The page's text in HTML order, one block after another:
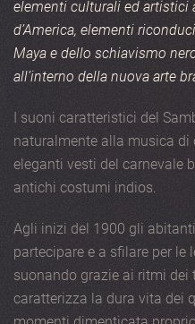
elementi culturali ed artistici
d’America, elementi
Maya e dello schiavismo
all’interno della nuova arte
I suoni caratteristici del
naturalmente alla musica
eleganti vesti del carnevale
antichi costumi indios.
Agli inizi del 1900 gli
partecipare e a sfilare per le
suonando grazie ai ritmi
caratterizza la dura vita dei